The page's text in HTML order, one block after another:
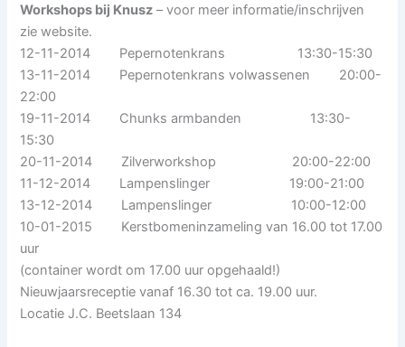
Workshops bij Knusz – voor meer informatie/inschrijven
zie website.
12-11-2014 Pepernotenkrans 13:30-15:30
13-11-2014 Pepernotenkrans volwassenen 20:00-
22:00
19-11-2014 Chunks armbanden 13:30-
15:30
20-11-2014 Zilverworkshop 20:00-22:00
11-12-2014 Lampenslinger 19:00-21:00
13-12-2014 Lampenslinger 10:00-12:00
10-01-2015 Kerstbomeninzameling van 16.00 tot 17.00
uur
(container wordt om 17.00 uur opgehaald!)
Nieuwjaarsreceptie vanaf 16.30 tot ca. 19.00 uur.
Locatie J.C. Beetslaan 134